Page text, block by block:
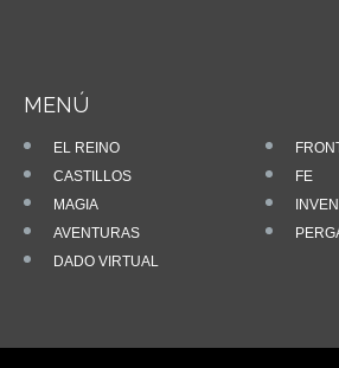
MENÚ
EL REINO
CASTILLOS
FE
MAGIA
AVENTURAS
DADO VIRTUAL